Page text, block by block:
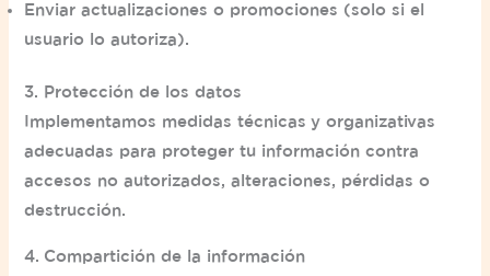
Enviar actualizaciones o promociones (solo si el
usuario lo autoriza).
3. Protección de los datos
Implementamos medidas técnicas y organizativas
adecuadas para proteger tu información contra
accesos no autorizados, alteraciones, pérdidas o
destrucción.
4. Compartición de la información